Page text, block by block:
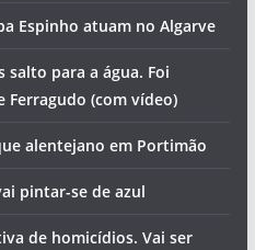
Espinho atuam no Algarve
salto para a água. Foi
Ferragudo (com vídeo)
alentejano em Portimão
pintar-se de azul
de homicídios. Vai ser